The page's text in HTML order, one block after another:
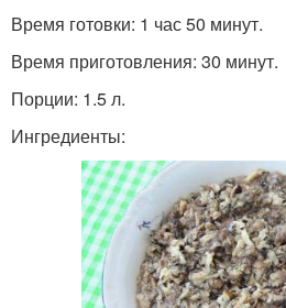
Время готовки: 1 час 50 минут.
Время приготовления: 30 минут.
Порции: 1.5 л.
Ингредиенты: